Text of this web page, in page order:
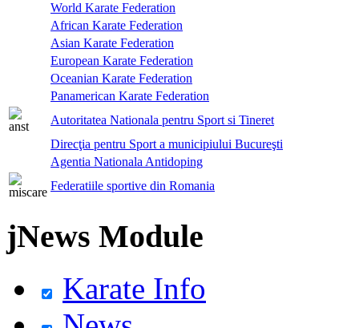
World Karate Federation
African Karate Federation
Asian Karate Federation
European Karate Federation
Oceanian Karate Federation
Panamerican Karate Federation
Autoritatea Nationala pentru Sport si Tineret
Direcţia pentru Sport a municipiului Bucureşti
Agentia Nationala Antidoping
Federatiile sportive din Romania
jNews Module
Karate Info